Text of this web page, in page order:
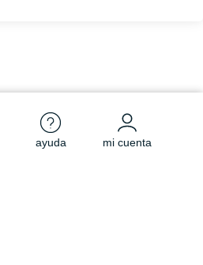
ayuda mi cuenta